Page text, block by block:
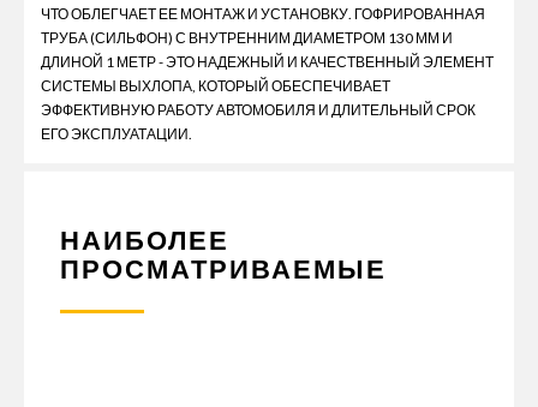
ЧТО ОБЛЕГЧАЕТ ЕЕ МОНТАЖ И УСТАНОВКУ. ГОФРИРОВАННАЯ
ТРУБА (СИЛЬФОН) С ВНУТРЕННИМ ДИАМЕТРОМ 130 ММ И
ДЛИНОЙ 1 МЕТР - ЭТО НАДЕЖНЫЙ И КАЧЕСТВЕННЫЙ ЭЛЕМЕНТ
СИСТЕМЫ ВЫХЛОПА, КОТОРЫЙ ОБЕСПЕЧИВАЕТ
ЭФФЕКТИВНУЮ РАБОТУ АВТОМОБИЛЯ И ДЛИТЕЛЬНЫЙ СРОК
ЕГО ЭКСПЛУАТАЦИИ.
НАИБОЛЕЕ
ПРОСМАТРИВАЕМЫЕ